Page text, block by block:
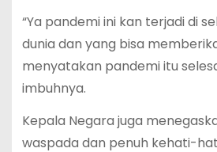
“Ya pandemi ini kan terjadi di
dunia dan yang bisa
menyatakan pandemi itu
imbuhnya.
Kepala Negara juga
waspada dan penuh kehati-